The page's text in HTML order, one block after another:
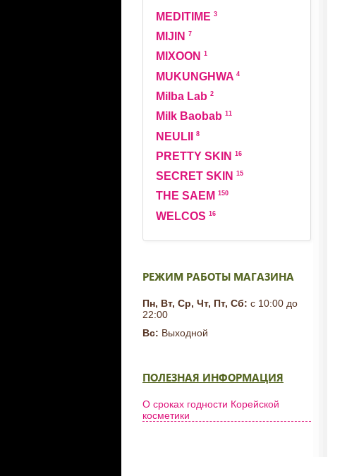
MEDITIME 3
MIJIN 7
MIXOON 1
MUKUNGHWA 4
Milba Lab 2
Milk Baobab 11
NEULII 8
PRETTY SKIN 16
SECRET SKIN 15
THE SAEM 150
WELCOS 16
РЕЖИМ РАБОТЫ МАГАЗИНА
Пн, Вт, Ср, Чт, Пт, Сб: с 10:00 до
22:00
Вс: Выходной
ПОЛЕЗНАЯ ИНФОРМАЦИЯ
О сроках годности Корейской
косметики